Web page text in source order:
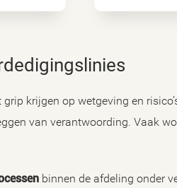
krijgen op wetgeving en
van verantwoording. Vaak
binnen de afdeling onder